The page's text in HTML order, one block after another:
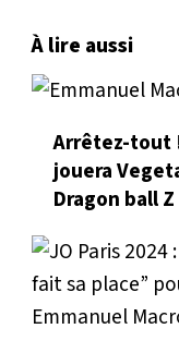
À lire aussi
Arrêtez-tout
jouera
Dragon ball Z